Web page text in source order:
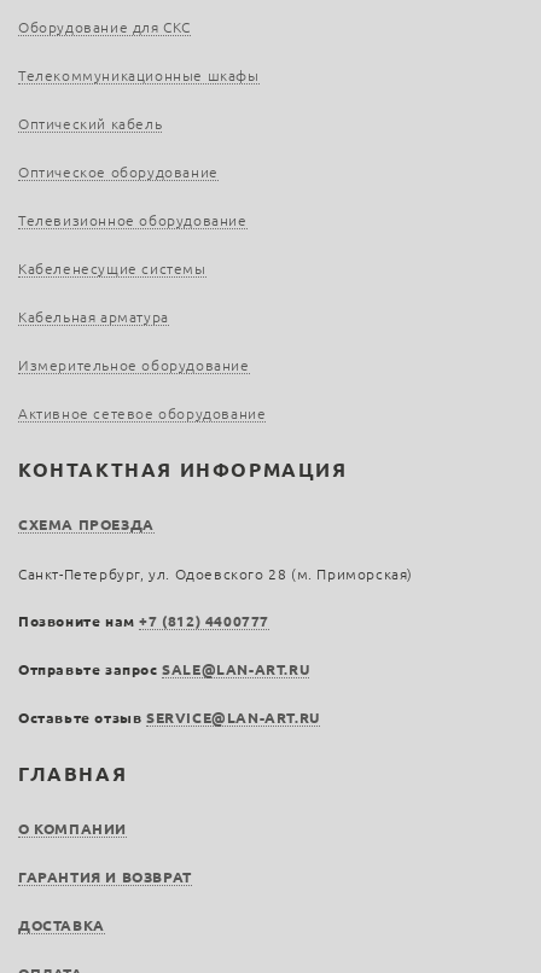
ГЛАВНАЯ
О КОМПАНИИ
ГАРАНТИЯ И ВОЗВРАТ
ДОСТАВКА
Оборудование для СКС
Телекоммуникационные шкафы
Оптический кабель
Оптическое оборудование
Телевизионное оборудование
Кабеленесущие системы
Кабельная арматура
Измерительное оборудование
Активное сетевое оборудование
КОНТАКТНАЯ ИНФОРМАЦИЯ
СХЕМА ПРОЕЗДА
Санкт-Петербург, ул. Одоевского 28 (м. Приморская)
Позвоните нам+7 (812) 4400777
Отправьте запросSALE@LAN-ART.RU
Оставьте отзыв SERVICE@LAN-ART.RU